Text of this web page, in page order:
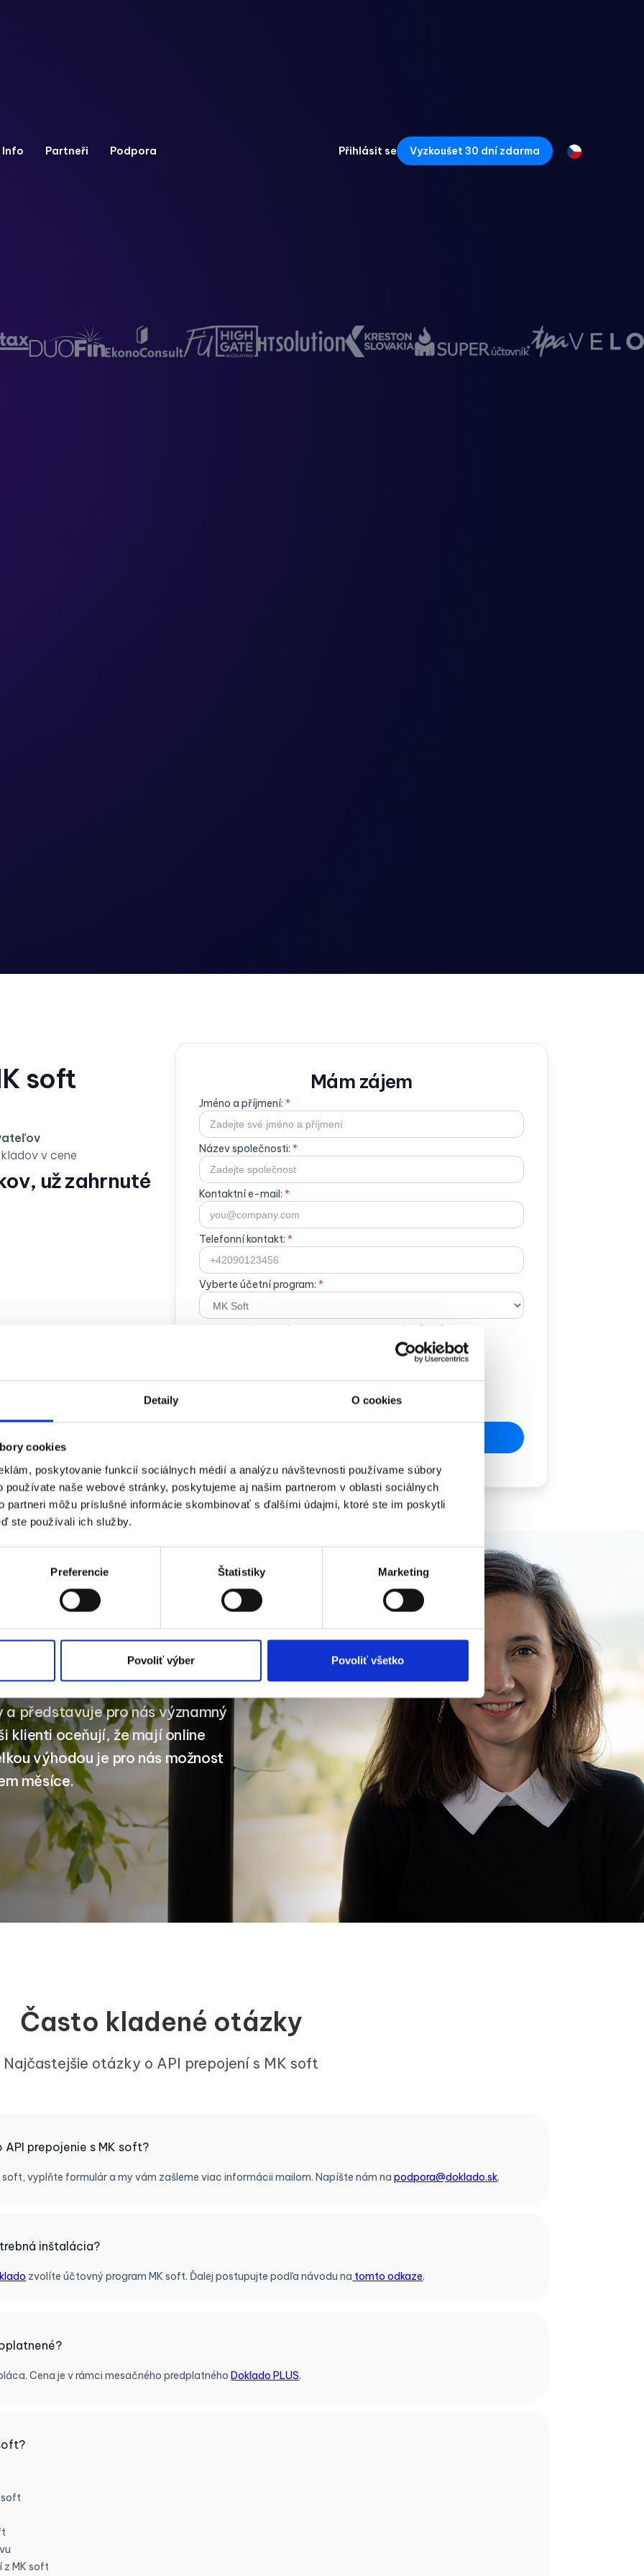
Detaily O cookies
cookies
poskytovanie funkcií sociálnych médií a analýzu návštevnosti používame súbory
používate naše webové stránky, poskytujeme aj našim partnerom v oblasti sociálnych
partneri môžu príslušné informácie skombinovať s ďalšími údajmi, ktoré ste im poskytli
ste používali ich služby.
Preferencie Štatistiky Marketing
Povoliť výber Povoliť všetko
Info Partneři Podpora Přihlásit se Vyzkoušet 30 dní zdarma
soft
v cene
už zahrnuté
Mám zájem
Jméno a příjmení: *
Název společnosti: *
Kontaktní e-mail: *
Telefonní kontakt: *
Vyberte účetní program: *
Souhlasím se zásadami ochrany osobních údajů.
dokladů poskytuje
a zaměstnanci působí
informací, ukládání dokumentů
nástroj ve firmě. Je intuitivní a
potřebám klienta.
Často kladené otázky
Najčastejšie otázky o API prepojení s MK soft
prepojenie s MK soft?
soft, vyplňte formulár a my vám zašleme viac informácii mailom. Napíšte nám napodpora@doklado.sk.
inštalácia?
zvolíte účtovný program MK soft. Ďalej postupujte podľa návodu na tomto odkaze.
Cena je v rámci mesačného predplatnéhoDoklado PLUS.
soft
z MK soft